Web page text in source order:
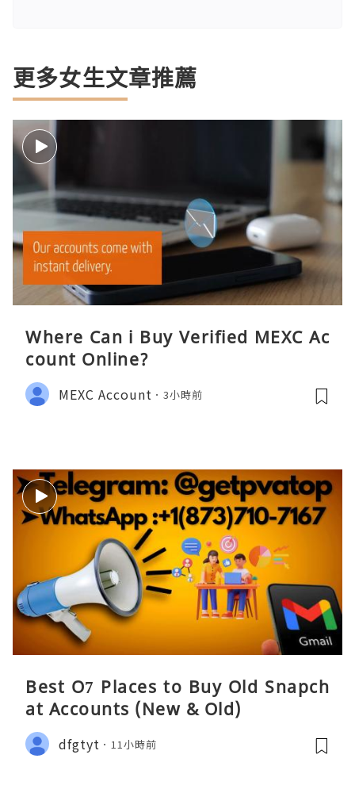
更多女生文章推薦
Where Can i Buy Verified MEXC Ac
count Online?
MEXC Account 3小時前
Best O7 Places to Buy Old Snapch
at Accounts (New & Old)
dfgtyt 11小時前